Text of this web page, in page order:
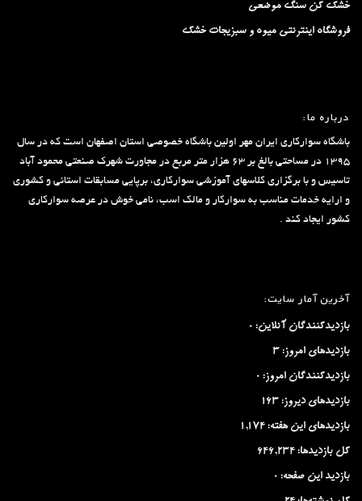
خشک کن سنگ موضعی
فروشگاه اینترنتی میوه و سبزیجات خشک
درباره ما:
باشگاه سوارکاری ایران مهر اولین باشگاه خصوصی استان اصفهان است که در سال
۱۳۹۵ در مساحتی بالغ بر ۶۳ هزار متر مربع در مجاورت شهرک صنعتی محمود آباد
تاسیس و با برگزاری کلاسهای آموزشی سوارکاری، برپایی مسابقات استانی و کشوری
و ارایه خدمات مناسب به سوارکار و مالک اسب، نامی خوش در عرصه سوارکاری
کشور ایجاد کند .
آخرین آمار سایت:
بازدیدکنندگان آنلاین: 0
بازدیدهای امروز: 3
بازدیدکنندگان امروز: 0
بازدیدهای دیروز: 163
بازدیدهای این هفته: 1,174
کل بازدیدها: 646,234
بازدید این صفحه: 0